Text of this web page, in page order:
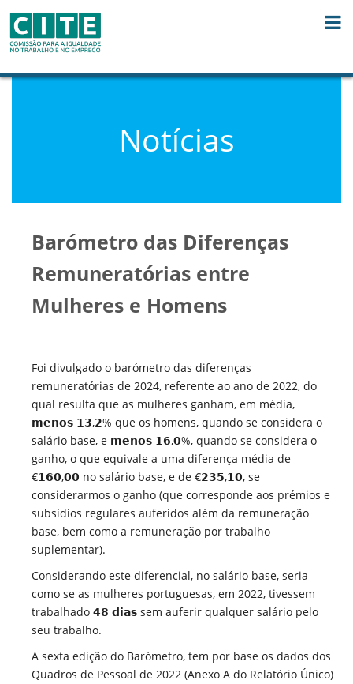
Notícias
Barómetro das Diferenças
Remuneratórias entre
Mulheres e Homens
Foi divulgado o barómetro das diferenças
remuneratórias de 2024, referente ao ano de 2022, do
qual resulta que as mulheres ganham, em média,
𝗺𝗲𝗻𝗼𝘀 𝟭𝟯,𝟮% que os homens, quando se considera o
salário base, e 𝗺𝗲𝗻𝗼𝘀 𝟭𝟲,𝟬%, quando se considera o
ganho, o que equivale a uma diferença média de
€𝟭𝟲𝟬,𝟬𝟬 no salário base, e de €𝟮𝟯𝟱,𝟭𝟬, se
considerarmos o ganho (que corresponde aos prémios e
subsídios regulares auferidos além da remuneração
base, bem como a remuneração por trabalho
suplementar).
Considerando este diferencial, no salário base, seria
como se as mulheres portuguesas, em 2022, tivessem
trabalhado 𝟰𝟴 𝗱𝗶𝗮𝘀 sem auferir qualquer salário pelo
seu trabalho.
A sexta edição do Barómetro, tem por base os dados dos
Quadros de Pessoal de 2022 (Anexo A do Relatório Único)